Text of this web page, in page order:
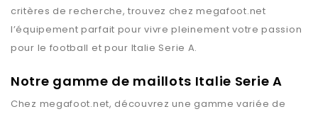
critères de recherche, trouvez chezmegafoot.net
l’équipement parfait pour vivre pleinement votre passion
pour le football et pour Italie Serie A.
Notre gamme de maillots Italie Serie A
Chez megafoot.net, découvrez une gamme variée de